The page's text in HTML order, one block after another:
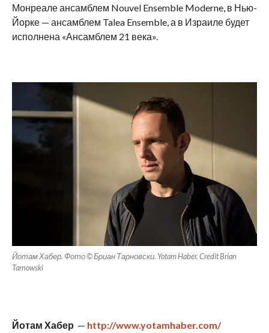
Монреале ансамблем Nouvel Ensemble Moderne, в Нью-
Йорке — ансамблем Talea Ensemble, а в Израиле будет
исполнена «Ансамблем 21 века».
Йотам Хабер. Фото © Бриан Тарновски. Yotam Haber. Credit Brian
Tarnowski
Йотам Хабер — http://www.yotamhaber.com/